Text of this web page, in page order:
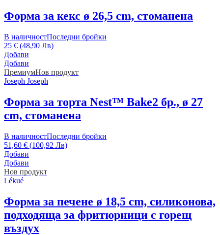
Форма за кекс ø 26,5 cm, стоманена
В наличностПоследни бройки
25 € (48,90 Лв)
Добави
Добави
ПремиумНов продукт
Joseph Joseph
Форма за торта Nest™ Bake2 бр., ø 27
cm, стоманена
В наличностПоследни бройки
51,60 € (100,92 Лв)
Добави
Добави
Нов продукт
Lékué
Форма за печене ø 18,5 cm, силиконова,
подходяща за фритюрници с горещ
въздух